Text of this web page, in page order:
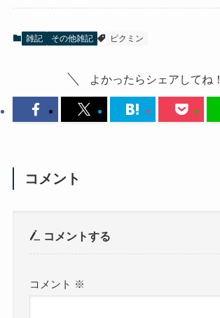
雑記 その他雑記 ピクミン
よかったらシェアしてね！
コメント
コメントする
コメント ※